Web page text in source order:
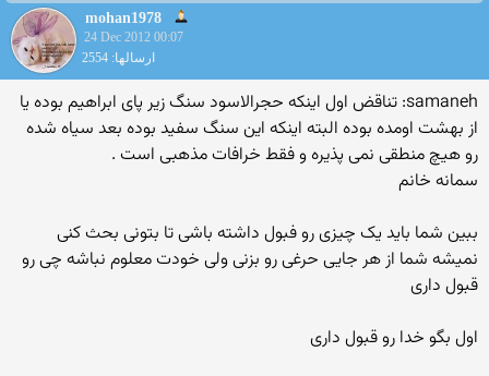
mohan1978
24 Dec 2012 00:07
ارسالها: 2554
samaneh: تناقض اول اینکه حجرالاسود سنگ زیر پای ابراهیم بوده یا
از بهشت اومده بوده البته اینکه این سنگ سفید بوده بعد سیاه شده
رو هیچ منطقی نمی پذیره و فقط خرافات مذهبی است .
سمانه خانم
ببین شما باید یک چیزی رو فبول داشته باشی تا بتونی بحث کنی
نمیشه شما از هر جایی حرغی رو بزنی ولی خودت معلوم نباشه چی رو
قبول داری
اول بگو خدا رو قبول داری